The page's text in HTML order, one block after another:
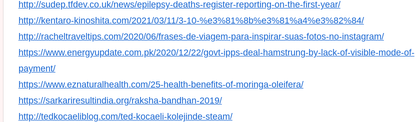
http://sudep.tfdev.co.uk/news/epilepsy-deaths-register-reporting-on-the-first-year/
http://kentaro-kinoshita.com/2021/03/11/3-10-%e3%81%8b%e3%81%a4%e3%82%84/
http://racheltraveltips.com/2020/06/frases-de-viagem-para-inspirar-suas-fotos-no-instagram/
https://www.energyupdate.com.pk/2020/12/22/govt-ipps-deal-hamstrung-by-lack-of-visible-mode-of-
payment/
https://www.eznaturalhealth.com/25-health-benefits-of-moringa-oleifera/
https://sarkariresultindia.org/raksha-bandhan-2019/
http://tedkocaeliblog.com/ted-kocaeli-kolejinde-steam/